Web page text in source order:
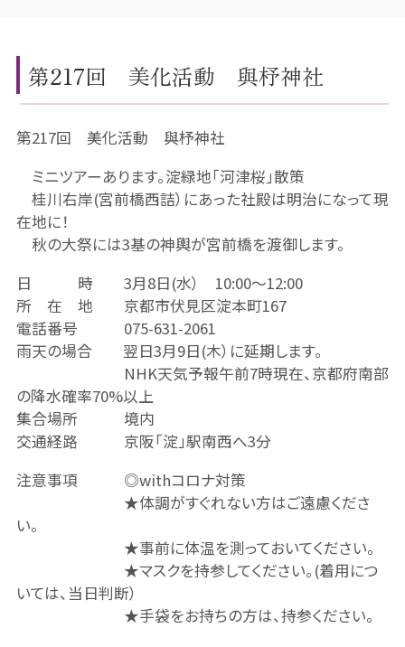
第217回 美化活動 與杼神社
第217回 美化活動 與杼神社
ミニツアーあります。淀緑地「河津桜」散策
桂川右岸(宮前橋西詰）にあった社殿は明治になって現
在地に！
秋の大祭には3基の神輿が宮前橋を渡御します。
日 時 3月8日(水） 10:00～12:00
所 在 地 京都市伏見区淀本町167
電話番号 075-631-2061
雨天の場合 翌日3月9日(木）に延期します。
NHK天気予報午前7時現在、京都府南部
の降水確率70%以上
集合場所 境内
交通経路 京阪「淀」駅南西へ3分
注意事項 ◎withコロナ対策
★体調がすぐれない方はご遠慮くださ
い。
★事前に体温を測っておいてください。
★マスクを持参してください。(着用につ
いては、当日判断）
★手袋をお持ちの方は、持参ください。